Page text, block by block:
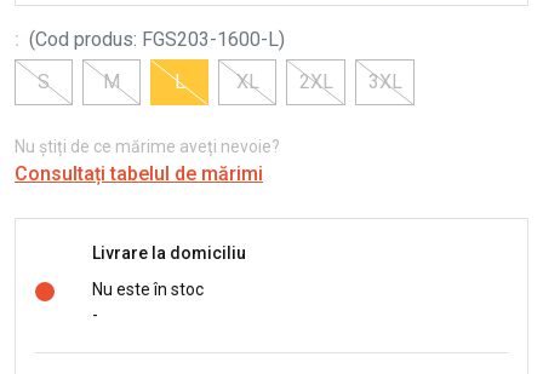
: (Cod produs: FGS203-1600-L)
S
M L XL 2XL 3XL
Nu știți de ce mărime aveți nevoie?
Consultați tabelul de mărimi
Livrare la domiciliu
Nu este în stoc
-